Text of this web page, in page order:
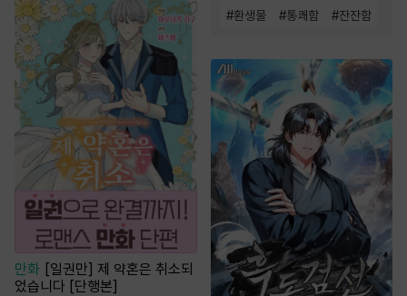
만화 [일권만] 제 약혼은 취소되
었습니다 [단행본]
#환생물 #통쾌함 #잔잔함